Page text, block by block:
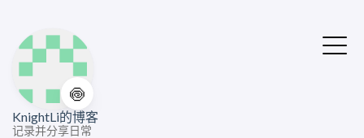
🍥
KnightLi的博客
记录并分享日常